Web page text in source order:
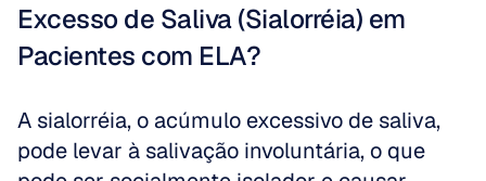
Excesso de Saliva (Sialorréia) em
Pacientes com ELA?
A sialorréia, o acúmulo excessivo de saliva,
pode levar à salivação involuntária, o que